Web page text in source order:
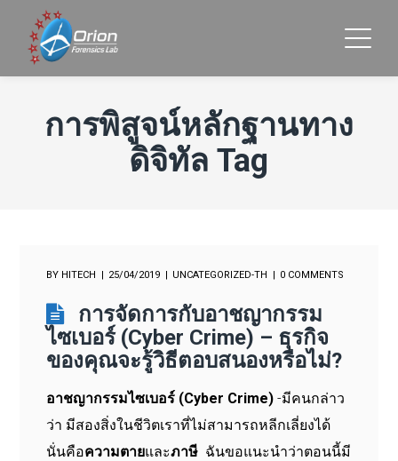
การพิสูจน์หลักฐานทาง
ดิจิทัล Tag
BY HITECH 25/04/2019 UNCATEGORIZED-TH 0 COMMENTS
การจัดการกับอาชญากรรม
ไซเบอร์ (Cyber Crime) – ธุรกิจ
ของคุณจะรู้วิธีตอบสนองหรือไม่?
อาชญากรรมไซเบอร์ (Cyber Crime) -มีคนกล่าว
ว่า มีสองสิ่งในชีวิตเราที่ไม่สามารถหลีกเลี่ยงได้
นั่นคือความตายและภาษี ฉันขอแนะนำว่าตอนนี้มี